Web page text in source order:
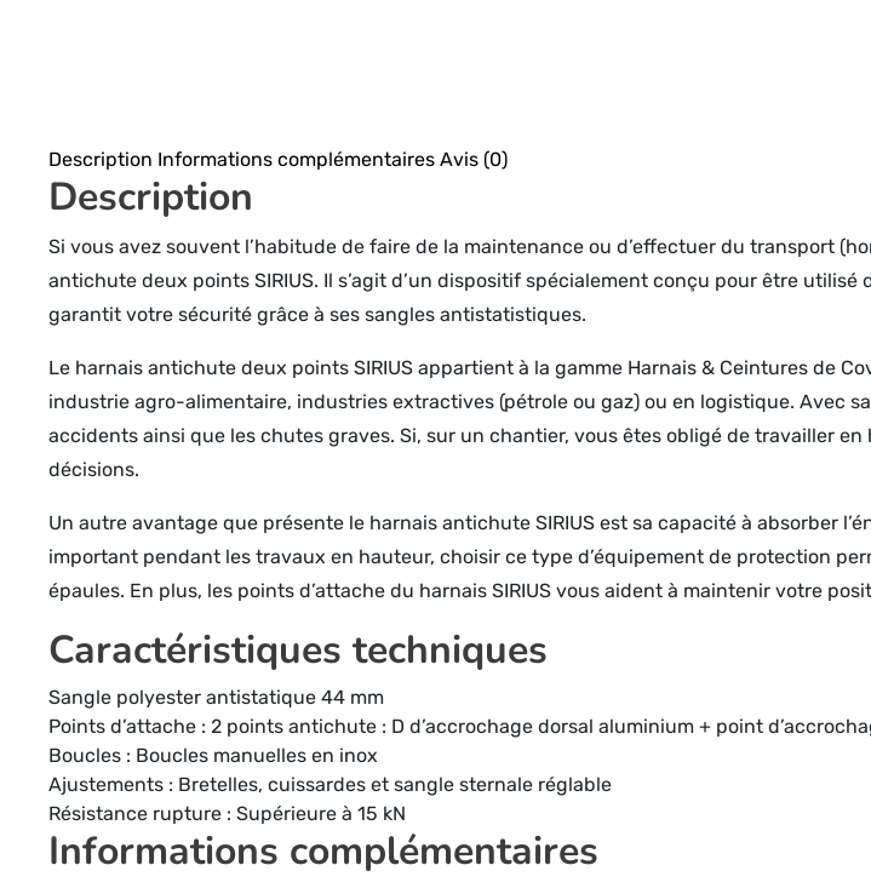
Description Informations complémentaires Avis (0)
Description
Si vous avez souvent l’habitude de faire de la maintenance ou d’effectuer du transport
antichute deux points SIRIUS. Il s’agit d’un dispositif spécialement conçu pour être
garantit votre sécurité grâce à ses sangles antistatistiques.
Le harnais antichute deux points SIRIUS appartient à la gamme Harnais & Ceintures de
industrie agro-alimentaire, industries extractives (pétrole ou gaz) ou en logistique. Avec
accidents ainsi que les chutes graves. Si, sur un chantier, vous êtes obligé de travailler
décisions.
Un autre avantage que présente le harnais antichute SIRIUS est sa capacité à absorber
important pendant les travaux en hauteur, choisir ce type d’équipement de protection
épaules. En plus, les points d’attache du harnais SIRIUS vous aident à maintenir votre
Caractéristiques techniques
Sangle polyester antistatique 44 mm
Points d’attache : 2 points antichute : D d’accrochage dorsal aluminium + point
Boucles : Boucles manuelles en inox
Ajustements : Bretelles, cuissardes et sangle sternale réglable
Résistance rupture : Supérieure à 15 kN
Informations complémentaires